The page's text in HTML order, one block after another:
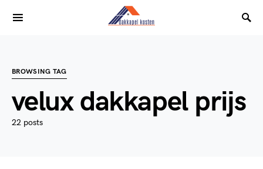
BROWSING TAG
velux dakkapel prijs
22 posts